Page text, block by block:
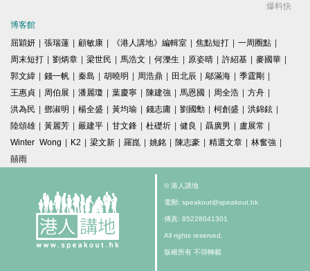
爆料快
博客館
屈穎妍 | 張瑞蓮 | 顧敏康 | 《港人講地》編輯室 | 焦點短打 | 一周圈點 |
周末短打 | 劉炳章 | 梁世民 | 馬浩文 | 何濼生 | 原姿晴 | 許紹基 | 麥國華 |
郭文緯 | 錢一帆 | 秦島 | 胡曉明 | 周浩鼎 | 田北辰 | 鄔滿海 | 季霆剛 |
王惠貞 | 周伯展 | 潘麗瓊 | 葉慶寧 | 陳建強 | 馬恩國 | 周全浩 | 方舟 |
洪為民 | 鄧淑明 | 楊全盛 | 黃均瑜 | 錢志庸 | 劉國勳 | 柯創盛 | 洪錦鉉 |
陸頌雄 | 黃麗芳 | 嚴建平 | 甘文鋒 | 杜礎圻 | 健良 | 聶廣男 | 盧展常 |
Winter Wong | K2 | 梁文新 | 羅崑 | 姚銘 | 陳志豪 | 精選文章 | 林奮強 |
囍雨
© 港人講地
電郵: speakout@speakout.hk
傳真: 85228041301
All rights reserved.
版權所有 不得轉載